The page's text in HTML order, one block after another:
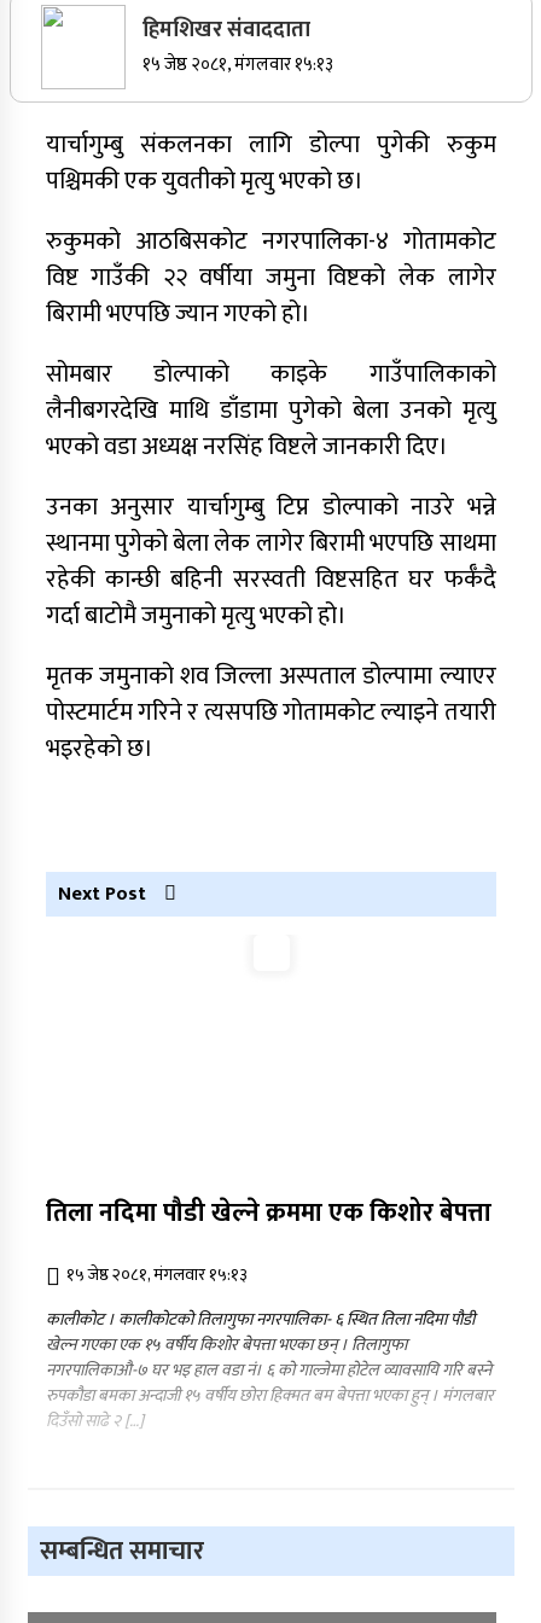
सर्वोच्चले खारेज गर्‍यो दानबहादुर बुढाको रिट,
पदमुक्तिको निर्णय कायम
नेपाली कांग्रेसका वरिष्ठ नेता गोपालमान श्रेष्ठको निधन
जुम्लामा चरेससहित २१ वर्षीय युवक पक्राउ
जुम्लामा बेहोस अवस्थामा फेला परेका युवाको मृत्यु
कर्णालीमा कांग्रेसका चार मन्त्रीहरूले दिए राजीनामा
नृपध्वज निरौलाको इजलासले उक्त निर्णय खारेजको
आदेश गरेको हो ।
जुम्लामा महिलामाथि जबरजस्ती करणी प्रयासको
आरोपमा एक पक्राउ
नेपाली कांग्रेस जुम्लाका कोषाध्यक्ष पाण्डेको निधन
हिमशिखर संवाददाता
१५ जेष्ठ २०८१, मंगलवार १५:१३
यार्चागुम्बु संकलनका लागि डोल्पा पुगेकी रुकुम
पश्चिमकी एक युवतीको मृत्यु भएको छ।
रुकुमको आठबिसकोट नगरपालिका-४ गोतामकोट
विष्ट गाउँकी २२ वर्षीया जमुना विष्टको लेक लागेर
बिरामी भएपछि ज्यान गएको हो।
सोमबार डोल्पाको काइके गाउँपालिकाको
लैनीबगरदेखि माथि डाँडामा पुगेको बेला उनको मृत्यु
भएको वडा अध्यक्ष नरसिंह विष्टले जानकारी दिए।
उनका अनुसार यार्चागुम्बु टिप्न डोल्पाको नाउरे भन्ने
स्थानमा पुगेको बेला लेक लागेर बिरामी भएपछि साथमा
रहेकी कान्छी बहिनी सरस्वती विष्टसहित घर फर्कँदै
गर्दा बाटोमै जमुनाको मृत्यु भएको हो।
मृतक जमुनाको शव जिल्ला अस्पताल डोल्पामा ल्याएर
पोस्टमार्टम गरिने र त्यसपछि गोतामकोट ल्याइने तयारी
भइरहेको छ।
Next Post
तिला नदिमा पौडी खेल्ने क्रममा एक किशोर बेपत्ता
१५ जेष्ठ २०८१, मंगलवार १५:१३
कालीकोट । कालीकोटको तिलागुफा नगरपालिका- ६ स्थित तिला नदिमा पौडी
खेल्न गएका एक १५ वर्षीय किशोर बेपत्ता भएका छन् । तिलागुफा
नगरपालिकाऔ-७ घर भइ हाल वडा नं। ६ को गाल्जेमा होटेल व्यावसायि गरि बस्ने
रुपकौडा बमका अन्दाजी १५ वर्षीय छोरा हिक्मत बम बेपत्ता भएका हुन् । मंगलबार
दिउँसो साढे २ […]
सम्बन्धित समाचार